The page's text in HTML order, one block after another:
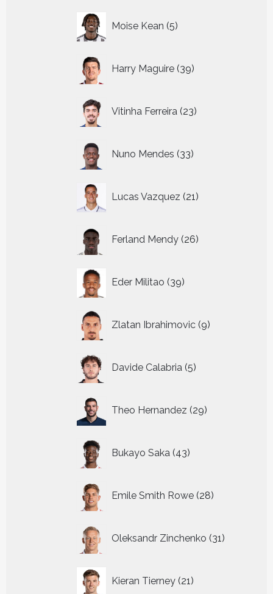
Moise Kean 5
producten
Harry Maguire 39
producten
Vitinha Ferreira 23
producten
Nuno Mendes 33
producten
Lucas Vazquez 21
producten
Ferland Mendy 26
producten
Eder Militao 39
producten
Zlatan Ibrahimovic 9
producten
Davide Calabria 5
producten
Theo Hernandez 29
producten
Bukayo Saka 43
producten
Emile Smith Rowe 28
producten
Oleksandr Zinchenko 31
producten
Kieran Tierney 21
producten